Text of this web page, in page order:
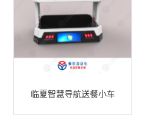
临夏智慧导航送餐小车